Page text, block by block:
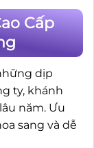
Cấp
dịp
ty, khánh
năm. Ưu
sang và dễ